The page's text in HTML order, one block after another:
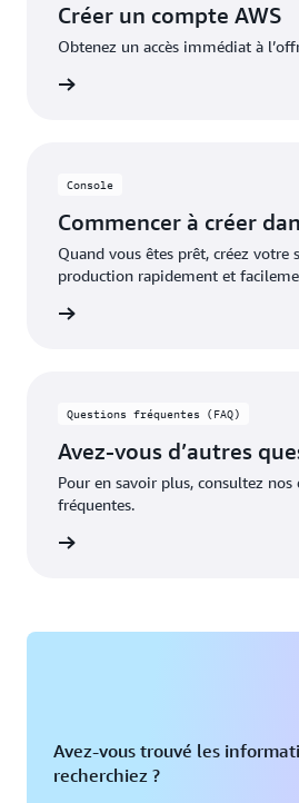
appliqués pour couvrir les coûts
Créer un compte AWS
Obtenez un accès immédiat à
Console
Commencer à créer
Quand vous êtes prêt, créez votre
production rapidement et
Questions fréquentes (FAQ)
Avez-vous d’autres
Pour en savoir plus, consultez nos
fréquentes.
Avez-vous trouvé les
recherchiez ?